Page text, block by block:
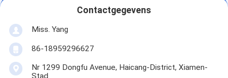
Contactgegevens
Miss. Yang
86-18959296627
Nr 1299 Dongfu Avenue, Haicang-District, Xiamen-
Stad